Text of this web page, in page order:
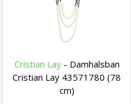
Cristian Lay- Damhalsban
Cristian Lay 43571780 (78
cm)